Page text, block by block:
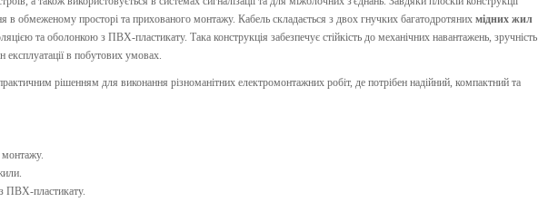
в обмеженому просторі та прихованого монтажу. Кабель складається з двох гнучких багатодротяних мідних жил
та оболонкою з ПВХ-пластикату. Така конструкція забезпечує стійкість до механічних навантажень, зручність
експлуатації в побутових умовах.
рішенням для виконання різноманітних електромонтажних робіт, де потрібен надійний, компактний та
ПВХ-пластикату.